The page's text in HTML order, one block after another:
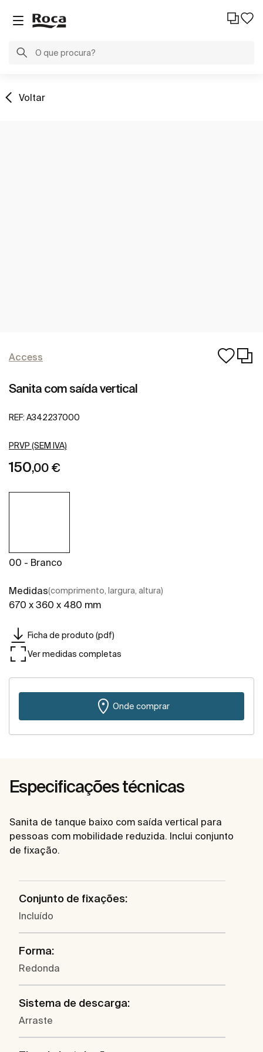
Voltar
Access
Sanita com saída vertical
REF: A342237000
PRVP (SEM IVA)
150,00 €
00 - Branco
Medidas(comprimento, largura, altura)
670 x 360 x 480 mm
Ficha de produto (pdf)
Ver medidas completas
Onde comprar
Especificações técnicas
Sanita de tanque baixo com saída vertical para
pessoas com mobilidade reduzida. Inclui conjunto
de fixação.
Conjunto de fixações:
Incluído
Forma:
Redonda
Sistema de descarga:
Arraste